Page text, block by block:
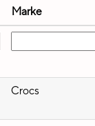
Marke
Crocs